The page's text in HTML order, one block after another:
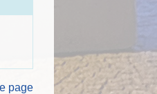
page